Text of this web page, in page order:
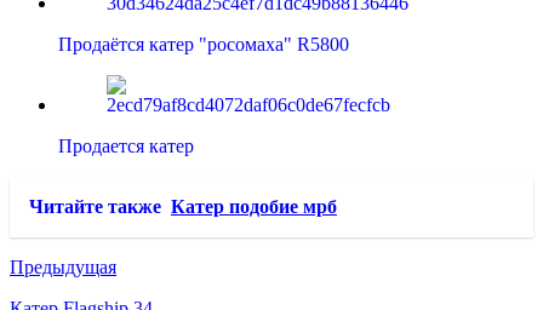
Продаётся катер "росомаха" R5800
Продается катер
Читайте также Катер подобие мрб
Предыдущая